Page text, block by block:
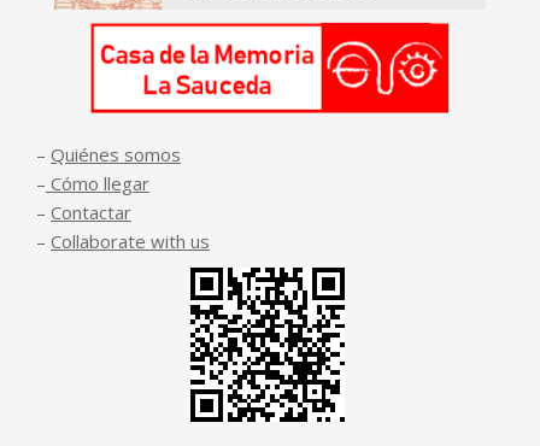
– Quiénes somos
– Cómo llegar
– Contactar
– Collaborate with us